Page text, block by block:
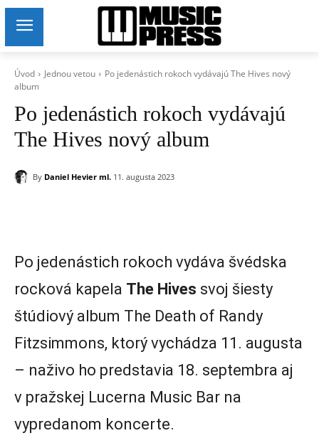
Úvod Jednou vetou
Po jedenástich rokoch vydávajú The Hives nový
album
Po jedenástich rokoch vydávajú
The Hives nový album
By Daniel Hevier ml. 11. augusta 2023
Po jedenástich rokoch vydáva švédska
rocková kapela The Hives svoj šiesty
štúdiový album The Death of Randy
Fitzsimmons, ktorý vychádza 11. augusta
– naživo ho predstavia 18. septembra aj
v pražskej Lucerna Music Bar na
vypredanom koncerte.